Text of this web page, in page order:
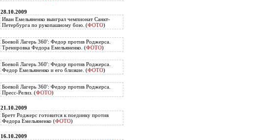
28.10.2009
Иван Емельяненко выиграл чемпионат Санкт-
Петербурга по рукопашному бою. (ФОТО)
Боевой Лагерь 360': Федор против Роджерса.
Тренировка Федора Емельяненко. (ФОТО)
Боевой Лагерь 360': Федор против Роджерса.
Федор Емельяненко и его близкие. (ФОТО)
Боевой Лагерь 360': Федор против Роджерса.
Пресс-Релиз. (ФОТО)
21.10.2009
Бретт Роджерс готовится к поединку против
Федора Емельяненко (ФОТО)
16.10.2009